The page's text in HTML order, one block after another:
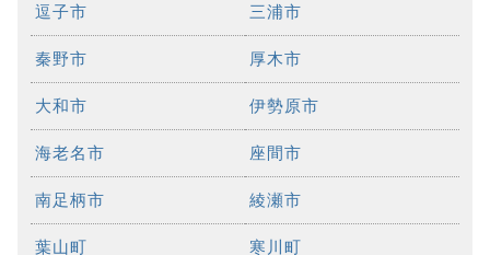
逗子市 三浦市
秦野市 厚木市
大和市 伊勢原市
海老名市 座間市
南足柄市 綾瀬市
葉山町 寒川町